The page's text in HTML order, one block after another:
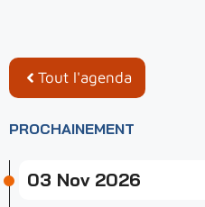
Tout l'agenda
PROCHAINEMENT
03 Nov 2026